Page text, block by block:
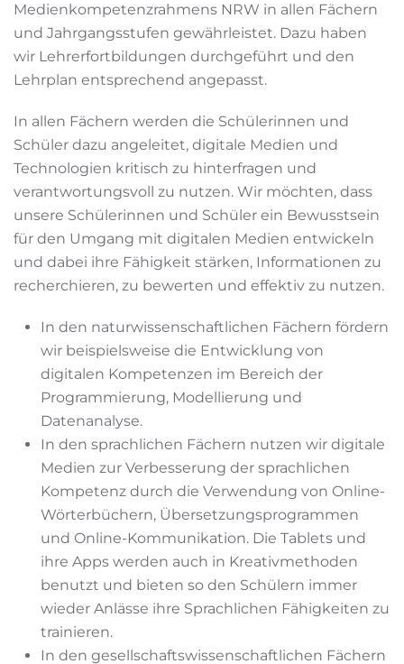
Medienkompetenzrahmens NRW in allen Fächern
und Jahrgangsstufen gewährleistet. Dazu haben
wir Lehrerfortbildungen durchgeführt und den
Lehrplan entsprechend angepasst.
In allen Fächern werden die Schülerinnen und
Schüler dazu angeleitet, digitale Medien und
Technologien kritisch zu hinterfragen und
verantwortungsvoll zu nutzen. Wir möchten, dass
unsere Schülerinnen und Schüler ein Bewusstsein
für den Umgang mit digitalen Medien entwickeln
und dabei ihre Fähigkeit stärken, Informationen zu
recherchieren, zu bewerten und effektiv zu nutzen.
In den naturwissenschaftlichen Fächern fördern
wir beispielsweise die Entwicklung von
digitalen Kompetenzen im Bereich der
Programmierung, Modellierung und
Datenanalyse.
In den sprachlichen Fächern nutzen wir digitale
Medien zur Verbesserung der sprachlichen
Kompetenz durch die Verwendung von Online-
Wörterbüchern, Übersetzungsprogrammen
und Online-Kommunikation. Die Tablets und
ihre Apps werden auch in Kreativmethoden
benutzt und bieten so den Schülern immer
wieder Anlässe ihre Sprachlichen Fähigkeiten zu
trainieren.
In den gesellschaftswissenschaftlichen Fächern